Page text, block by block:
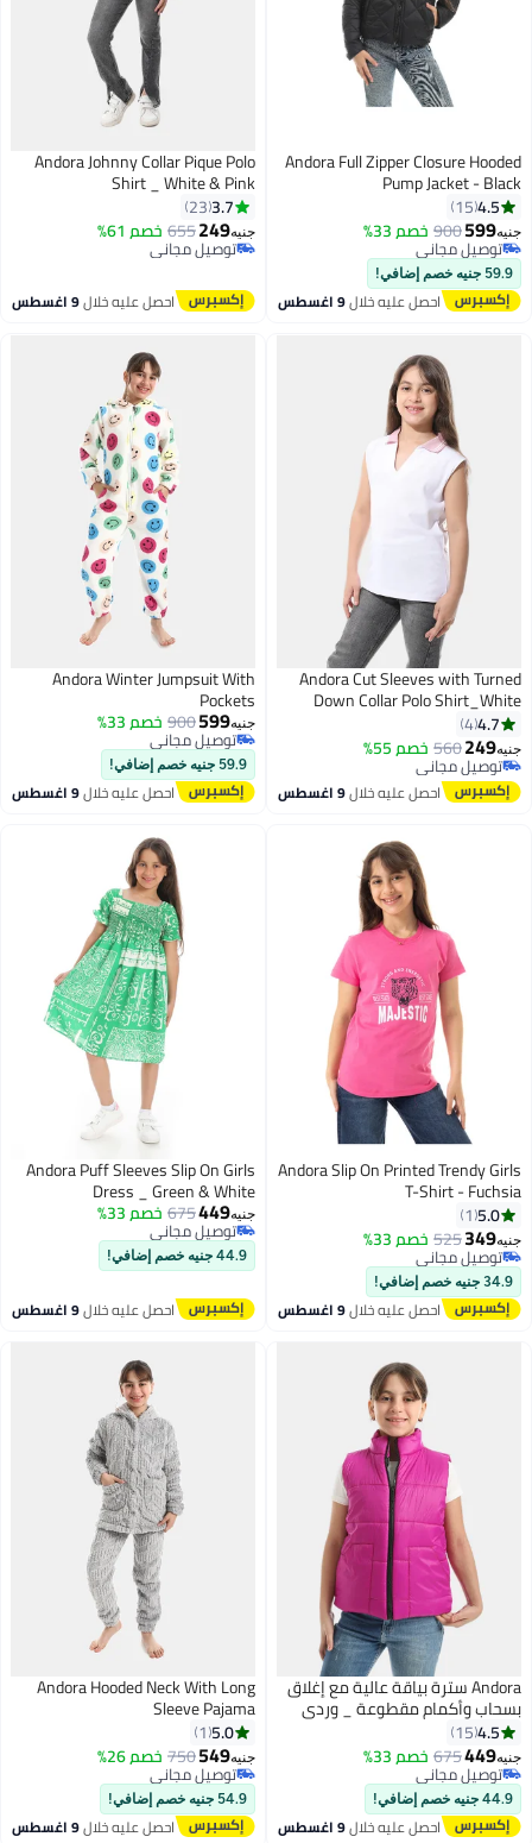
6
Andora Full Zipper Closure Hooded
Pump Jacket - Black
4.5
15
جنيه599
900 خصم 33%
توصيل مجاني
توصيل مجاني
59.9 جنيه خصم إضافي!
احصل عليه خلال9 اغسطس
9
Andora Johnny Collar Pique Polo
Shirt _ White & Pink
3.7
23
جنيه249
655 خصم 61%
توصيل مجاني
احصل عليه خلال9 اغسطس
9
Andora Cut Sleeves with Turned
Down Collar Polo Shirt_White
4.7
4
جنيه249
560 خصم 55%
توصيل مجاني
توصيل مجانياحصل عليه خلال9 اغسطس
Andora Winter Jumpsuit With
Pockets
جنيه599
900 خصم 33%
توصيل مجاني
توصيل مجاني
59.9 جنيه خصم إضافي!
احصل عليه خلال9 اغسطس
7
Andora Slip On Printed Trendy Girls
T-Shirt - Fuchsia
5.0
1
جنيه349
525 خصم 33%
توصيل مجاني
توصيل مجاني
34.9 جنيه خصم إضافي!
احصل عليه خلال9 اغسطس
4
Andora Puff Sleeves Slip On Girls
Dress _ Green & White
جنيه449
675 خصم 33%
توصيل مجاني
توصيل مجاني
44.9 جنيه خصم إضافي!
احصل عليه خلال9 اغسطس
Andora سترة بياقة عالية مع إغلاق
بسحاب وأكمام مقطوعة _ وردي
4.5
15
جنيه449
675 خصم 33%
توصيل مجاني
توصيل مجاني
44.9 جنيه خصم إضافي!
احصل عليه خلال9 اغسطس
5
Andora Hooded Neck With Long
Sleeve Pajama
5.0
1
جنيه549
750 خصم 26%
توصيل مجاني
توصيل مجاني
54.9 جنيه خصم إضافي!
احصل عليه خلال9 اغسطس